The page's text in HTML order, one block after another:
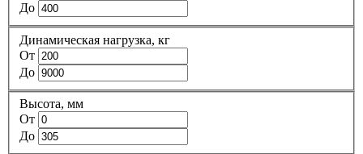
До
Динамическая нагрузка, кг
От
До
Высота, мм
От
До